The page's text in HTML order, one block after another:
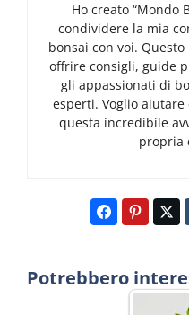
Ho creato “Mondo
condividere la mia
bonsai con voi.
offrire consigli, guide
gli appassionati di
esperti. Voglio
questa incredibile
propria
Potrebbero